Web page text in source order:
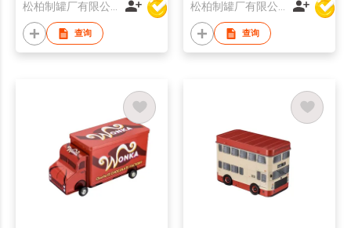
查询 查询